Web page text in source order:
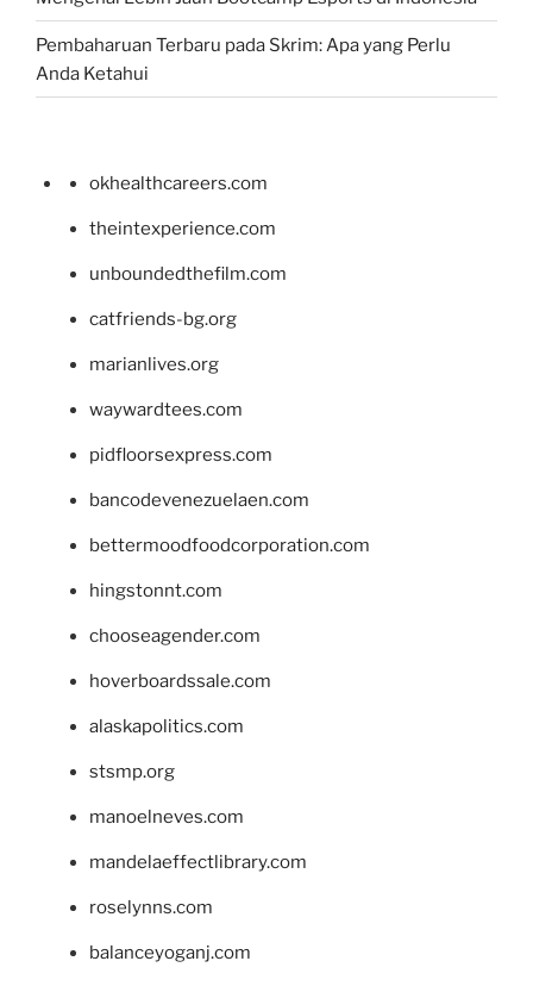
Pembaharuan Terbaru pada Skrim: Apa yang Perlu
Anda Ketahui
okhealthcareers.com
theintexperience.com
unboundedthefilm.com
catfriends-bg.org
marianlives.org
waywardtees.com
pidfloorsexpress.com
bancodevenezuelaen.com
bettermoodfoodcorporation.com
hingstonnt.com
chooseagender.com
hoverboardssale.com
alaskapolitics.com
stsmp.org
manoelneves.com
mandelaeffectlibrary.com
roselynns.com
balanceyoganj.com